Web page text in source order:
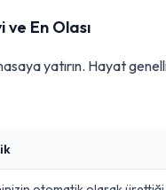
ve En Olası
yatırın. Hayat